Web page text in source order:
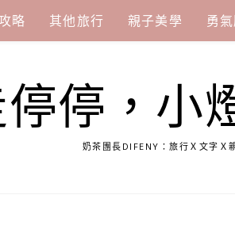
略 其他旅行 親子美學 勇
停，小
奶茶團長DIFENY：旅行Ｘ文字Ｘ